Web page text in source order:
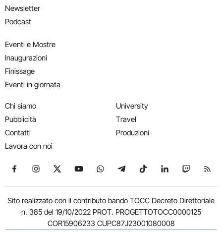
Newsletter
Podcast
Eventi e Mostre
Inaugurazioni
Finissage
Eventi in giornata
Chi siamo
Pubblicità
Contatti
Lavora con noi
University
Travel
Produzioni
Seguici su Facebook
Seguici su Instagram
Seguici su X
Seguici su YouTube
Seguici su WhatsApp
Seguici su Telegram
Seguici su TikTok
Seguici su
Seguici
Sito realizzato con il contributo bando TOCC Decreto Direttoriale
n. 385 del 19/10/2022 PROT. PROGETTOTOCC0000125
COR15906233 CUPC87J23001080008